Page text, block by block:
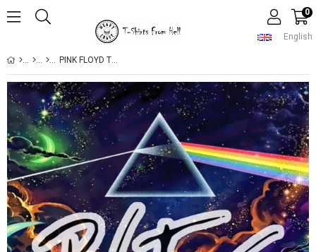
English
0
PINK FLOYD TRIBUTE INROCK